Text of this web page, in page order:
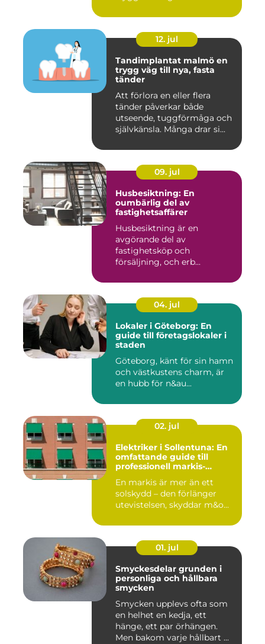
12. jul
Tandimplantat malmö en
trygg väg till nya, fasta
tänder
Att förlora en eller flera
tänder påverkar både
utseende, tuggförmåga och
självkänsla. Många drar si...
09. jul
Husbesiktning: En
oumbärlig del av
fastighetsaffärer
Husbesiktning är en
avgörande del av
fastighetsköp och
försäljning, och erb...
04. jul
Lokaler i Göteborg: En
guide till företagslokaler i
staden
Göteborg, känt för sin hamn
och västkustens charm, är
en hubb för n&au...
02. jul
Elektriker i Sollentuna: En
omfattande guide till
professionell markis-
En markis är mer än ett
solskydd – den förlänger
utevistelsen, skyddar m&o...
01. jul
Smyckesdelar grunden i
personliga och hållbara
smycken
Smycken upplevs ofta som
en helhet en kedja, ett
hänge, ett par örhängen.
Men bakom varje hållbart ...